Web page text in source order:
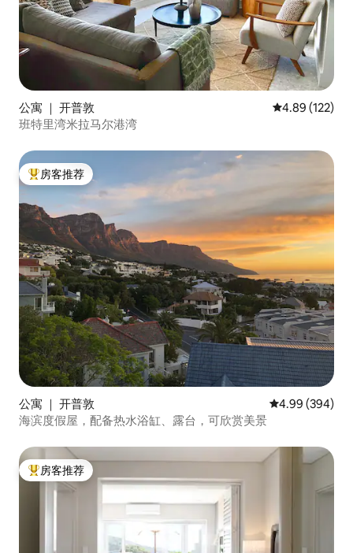
公寓 ｜ 开普敦 平均评分 4.89
4.89 (122)
班特里湾米拉马尔港湾
热门「房客推荐」
房客推荐
公寓 ｜ 开普敦 平均评分 4.99
4.99 (394)
海滨度假屋，配备热水浴缸、露台，可欣赏美景
热门「房客推荐」
房客推荐